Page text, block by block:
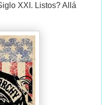
XXI. Listos? Allá